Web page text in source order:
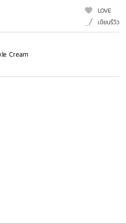
LOVE
เขียนรีวิว
Cream